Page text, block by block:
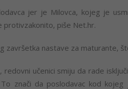
jer je Milovca, kojeg je
protivzakonito, piše Net.hr.
završetka nastave za maturante,
redovni učenici smiju da rade
znači da poslodavac kod